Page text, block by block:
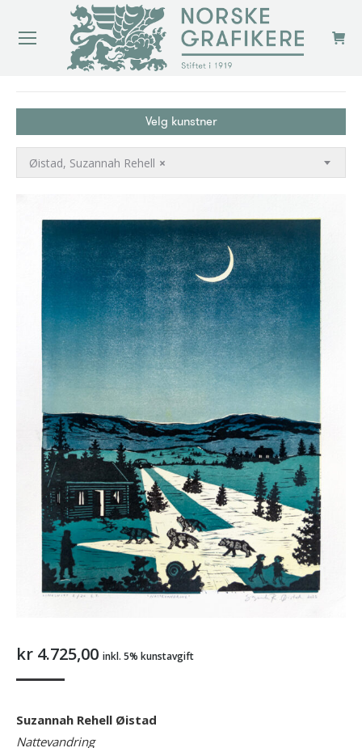
Velg kunstner
×
Øistad, Suzannah Rehell
kr 4.725,00 inkl. 5% kunstavgift
Suzannah Rehell Øistad
Nattevandring